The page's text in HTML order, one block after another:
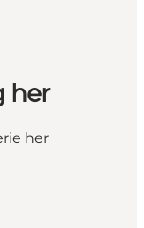
her
her